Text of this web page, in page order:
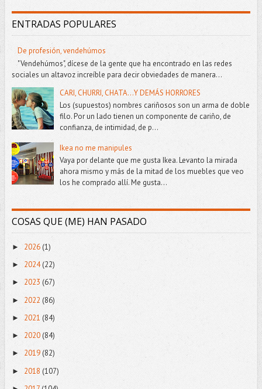
ENTRADAS POPULARES
De profesión, vendehúmos
"Vendehúmos", dícese de la gente que ha encontrado en las redes
sociales un altavoz increíble para decir obviedades de manera...
CARI, CHURRI, CHATA...Y DEMÁS HORRORES
Los (supuestos) nombres cariñosos son un arma de doble
filo. Por un lado tienen un componente de cariño, de
confianza, de intimidad, de p...
Ikea no me manipules
Vaya por delante que me gusta Ikea. Levanto la mirada
ahora mismo y más de la mitad de los muebles que veo
los he comprado allí. Me gusta...
COSAS QUE (ME) HAN PASADO
► 2026(1)
► 2024(22)
► 2023 (67)
► 2022 (86)
► 2021 (84)
► 2020(84)
► 2019 (82)
► 2018 (107)